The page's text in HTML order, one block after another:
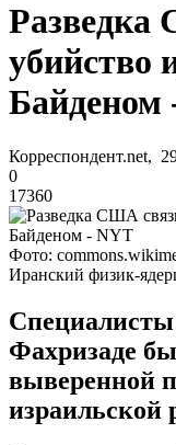
убийство
Байденом
Корреспондент.net,
0
17360
Фото:
Иранский физик-
Специалисты
Фахризаде
выверенной
израильской